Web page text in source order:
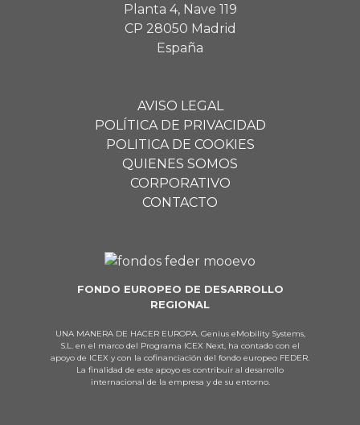
Planta 4, Nave 119
CP 28050 Madrid
España
AVISO LEGAL
POLÍTICA DE PRIVACIDAD
POLITICA DE COOKIES
QUIENES SOMOS
CORPORATIVO
CONTACTO
FONDO EUROPEO DE DESARROLLO
REGIONAL
UNA MANERA DE HACER EUROPA. Genius eMobility Systems,
S.L. en el marco del Programa ICEX Next, ha contado con el
apoyo de ICEX y con la cofinanciación del fondo europeo FEDER.
La finalidad de este apoyo es contribuir al desarrollo
internacional de la empresa y de su entorno.